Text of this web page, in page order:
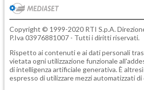
Copyright © 1999-2020 RTI S.p.A.
P.Iva 03976881007 - Tutti i diritti riservati.
Rispetto ai contenuti e ai dati personali
vietata ogni utilizzazione funzionale
di intelligenza artificiale generativa. È
espresso di utilizzare mezzi automatizzati di